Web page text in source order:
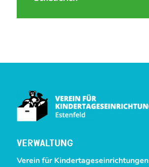
VERWALTUNG
Verein für Kinder­tages­einrichtungen